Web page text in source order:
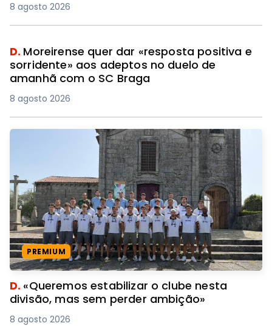
8 agosto 2026
D. Moreirense quer dar «resposta positiva e
sorridente» aos adeptos no duelo de
amanhã com o SC Braga
8 agosto 2026
PREMIUM
D. «Queremos estabilizar o clube nesta
divisão, mas sem perder ambição»
8 agosto 2026